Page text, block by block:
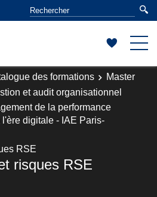
des formations
Master
et audit organisationnel
de la performance
digitale - IAE Paris-
RSE
risques RSE